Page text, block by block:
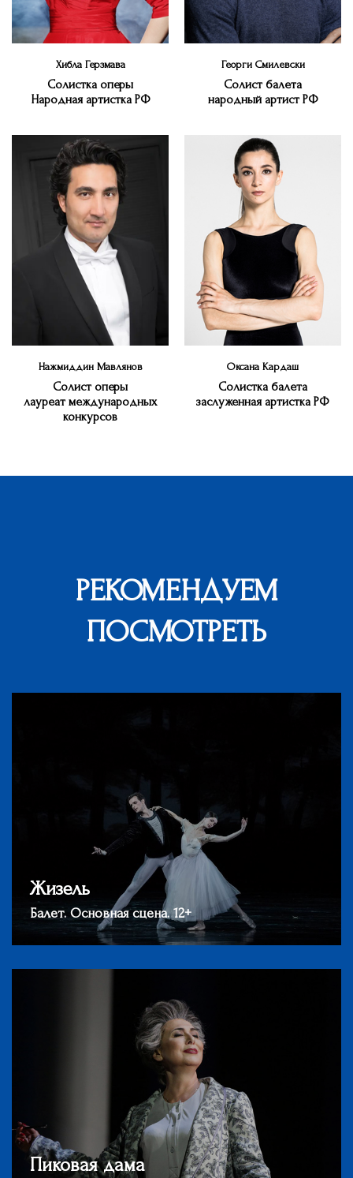
Хибла Герзмава
Солистка оперы
Народная артистка РФ
Георги Смилевски
Cолист балета
народный артист РФ
Нажмиддин Мавлянов
Солист оперы
лауреат международных
конкурсов
Оксана Кардаш
Солистка балета
заслуженная артистка РФ
РЕКОМЕНДУЕМ
ПОСМОТРЕТЬ
Жизель
Балет. Основная сцена. 12+
Пиковая дама